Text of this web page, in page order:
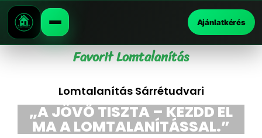
Ajánlatkérés
Favorit Lomtalanítás
Lomtalanítás Sárrétudvari
„A JÖVŐ TISZTA – KEZDD EL
MA A LOMTALANÍTÁSSAL.”